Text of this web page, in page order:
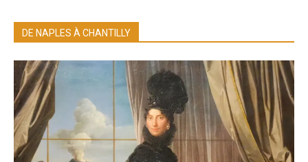
DE NAPLES À CHANTILLY